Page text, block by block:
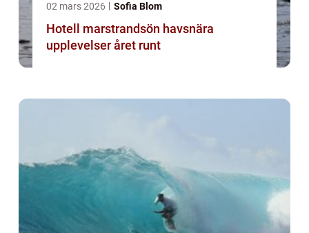
02 mars 2026 Sofia Blom
Hotell marstrandsön havsnära
upplevelser året runt